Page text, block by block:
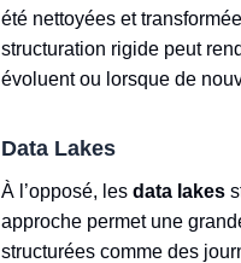
été nettoyées et
structuration rigide peut
évoluent ou lorsque de
Data Lakes
À l’opposé, les data lakes
approche permet une
structurées comme des